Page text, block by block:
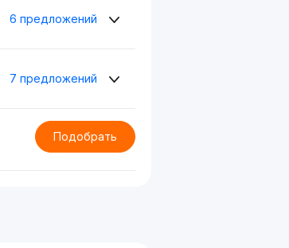
6 предложений
7 предложений
Подобрать